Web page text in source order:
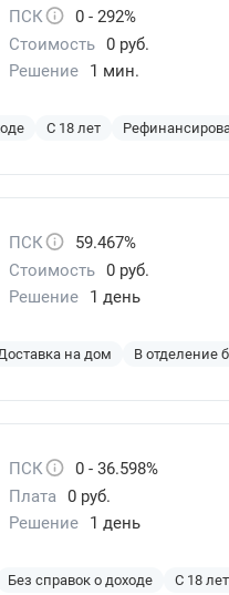
ПСК
0 - 292%
Стоимость 0 руб.
Решение 1 мин.
С 18 лет
ПСК
59.467%
Стоимость 0 руб.
Решение 1 день
на дом В отделение
ПСК
0 - 36.598%
Плата 0 руб.
Решение 1 день
Без справок о доходе С 18 лет